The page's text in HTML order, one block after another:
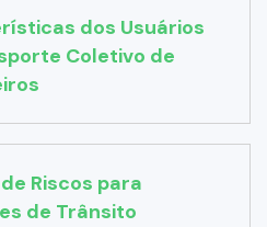
dos Usuários
Coletivo de
Riscos para
de Trânsito